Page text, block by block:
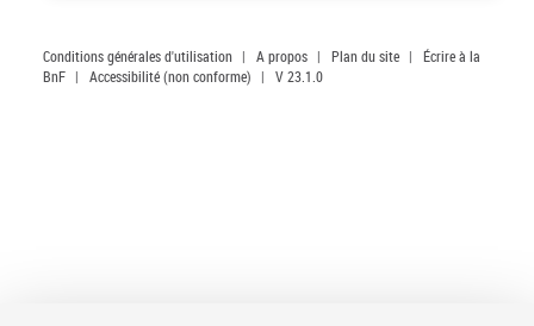
Conditions générales d'utilisation | A propos | Plan du site |
Écrire à la
BnF | Accessibilité (non conforme) | V 23.1.0